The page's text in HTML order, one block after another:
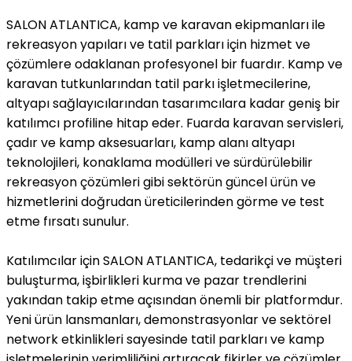
SALON ATLANTICA, kamp ve karavan ekipmanları ile
rekreasyon yapıları ve tatil parkları için hizmet ve
çözümlere odaklanan profesyonel bir fuardır. Kamp ve
karavan tutkunlarından tatil parkı işletmecilerine,
altyapı sağlayıcılarından tasarımcılara kadar geniş bir
katılımcı profiline hitap eder. Fuarda karavan servisleri,
çadır ve kamp aksesuarları, kamp alanı altyapı
teknolojileri, konaklama modülleri ve sürdürülebilir
rekreasyon çözümleri gibi sektörün güncel ürün ve
hizmetlerini doğrudan üreticilerinden görme ve test
etme fırsatı sunulur.
Katılımcılar için SALON ATLANTICA, tedarikçi ve müşteri
buluşturma, işbirlikleri kurma ve pazar trendlerini
yakından takip etme açısından önemli bir platformdur.
Yeni ürün lansmanları, demonstrasyonlar ve sektörel
network etkinlikleri sayesinde tatil parkları ve kamp